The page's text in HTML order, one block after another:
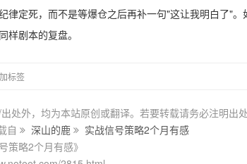
律定死，而不是等爆仓之后再补一句"这让我明白了"
样剧本的复盘。
标签
处外，均为本站原创或翻译。若要转载请务必注明出
自
深山的鹿
实战信号策略2个月有感
策略2个月有感》